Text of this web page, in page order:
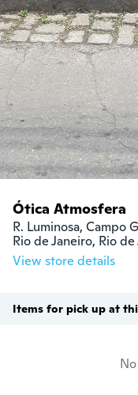
Ótica Atmosfera
R. Luminosa, Campo
Rio de Janeiro, Rio
View store details
Items for pick up at